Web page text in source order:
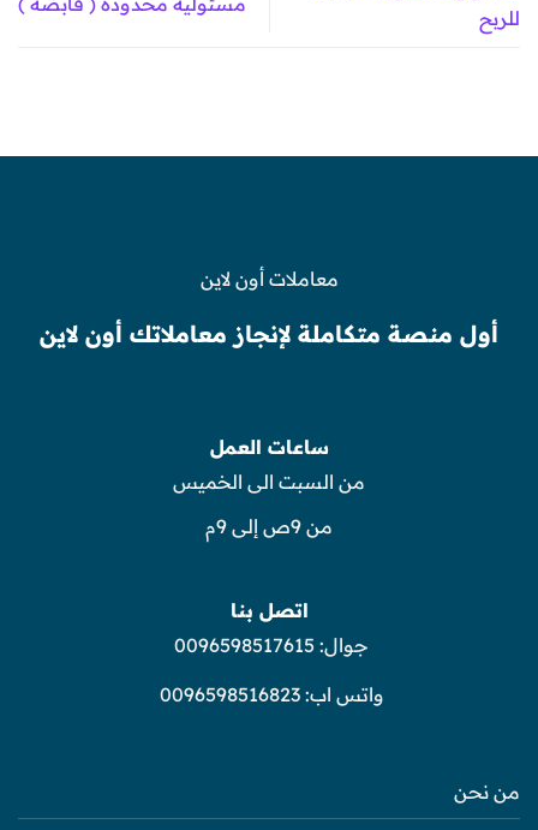
للربح
معاملات أون لاين
أول منصة متكاملة لإنجاز معاملاتك أون لاين
ساعات العمل
من السبت الى الخميس
من 9ص إلى 9م
اتصل بنا
جوال: 0096598517615
واتس اب:0096598516823
من نحن